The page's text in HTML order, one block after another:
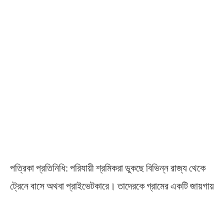
পত্রিকা প্রতিনিধি: পরিযায়ী শ্রমিকরা ডুকছে বিভিন্ন রাজ্য থেকে
ট্রেনে বাসে অথবা প্রাইভেটকারে। তাদেরকে গ্রামের একটি জায়গায়